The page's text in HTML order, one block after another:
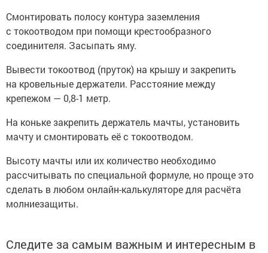
Смонтировать полосу контура заземления
с токоотводом при помощи крестообразного
соединителя. Засыпать яму.
Вывести токоотвод (пруток) на крышу и закрепить
на кровельные держатели. Расстояние между
крепежом — 0,8-1 метр.
На коньке закрепить держатель мачты, установить
мачту и смонтировать её с токоотводом.
Высоту мачты или их количество необходимо
рассчитывать по специальной формуле, но проще это
сделать в любом онлайн-калькуляторе для расчёта
молниезащиты.
Следите за самым важным и интересным в